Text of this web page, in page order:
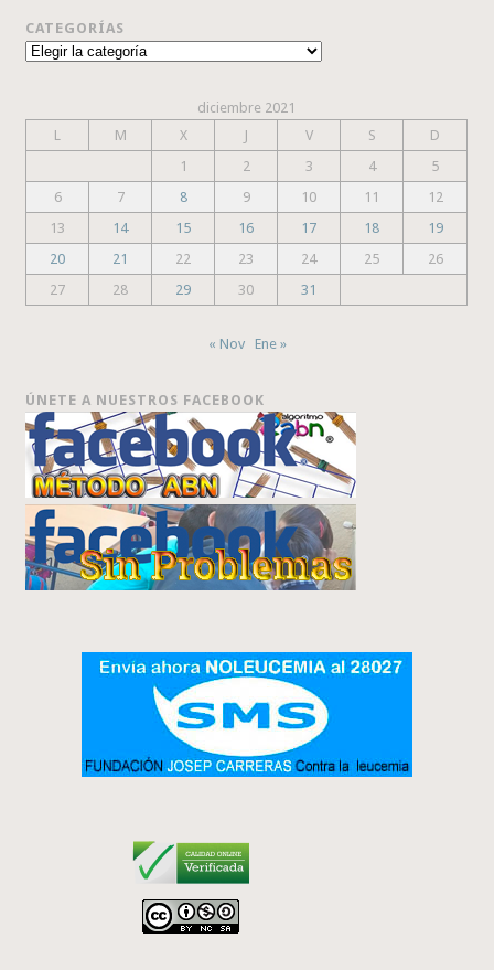
CATEGORÍAS
Categorías
diciembre 2021
L
M X J V S
D
1
2 3 4
5
6
7 8 9 10 11
12
13
14 15 16 17 18
19
20
21 22 23 24 25
26
27
28 29 30 31
« Nov Ene »
ÚNETE A NUESTROS FACEBOOK